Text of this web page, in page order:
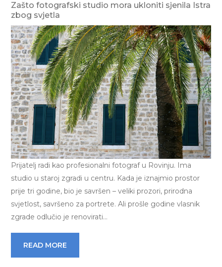
Zašto fotografski studio mora ukloniti sjenila Istra
zbog svjetla
Prijatelj radi kao profesionalni fotograf u Rovinju. Ima
studio u staroj zgradi u centru. Kada je iznajmio prostor
prije tri godine, bio je savršen – veliki prozori, prirodna
svjetlost, savršeno za portrete. Ali prošle godine vlasnik
zgrade odlučio je renovirati…
READ MORE